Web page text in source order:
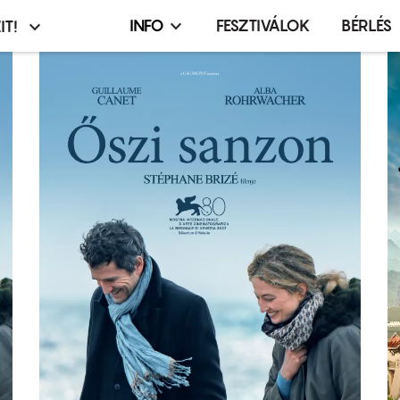
Infó,
esemény,
terembérlés
menü
INFO FESZTIVÁLOK BÉRLÉS